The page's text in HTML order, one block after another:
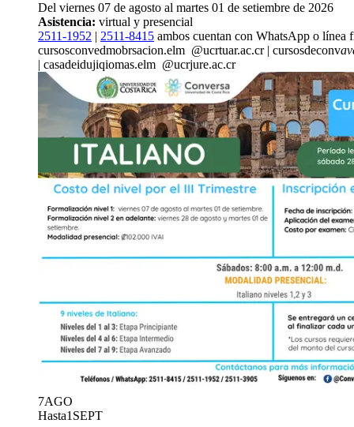
Del viernes 07 de agosto al martes 01 de setiembre de 2026
Asistencia: virtual y presencial
2511-1952 | 2511-8415 ambos cuentan con WhatsApp o línea
cursosconvedmobrsacion.elm @ucrtuar.ac.cr| cursosdeconv
| casadeidujiqiomas.elm @ucrjure.ac.cr
7AGO
Hasta1 SEPT